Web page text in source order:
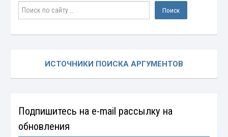
ИСТОЧНИКИ ПОИСКА АРГУМЕНТОВ
Подпишитесь на e-mail рассылку на
обновления